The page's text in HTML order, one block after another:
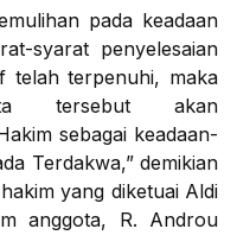
pada keadaan
syarat penyelesaian
telah terpenuhi, maka
tersebut akan
sebagai keadaan-
Terdakwa,” demikian
yang diketuai Aldi
anggota, R. Androu